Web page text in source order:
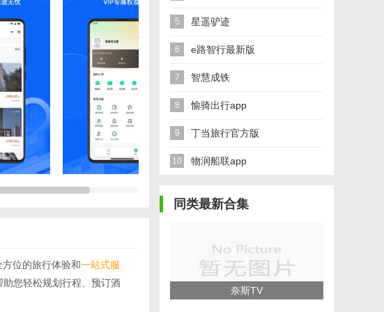
方位的旅行体验和一站式服
助您轻松规划行程、预订酒
5 星遥驴迹
6 e路智行最新版
7 智慧成铁
8 愉骑出行app
9 丁当旅行官方版
10 物润船联app
同类最新合集
奈斯TV